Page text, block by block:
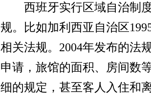
西班牙实行区域自治制度
规。比如加利西亚自治区
相关法规。2004年发布的法
申请，旅馆的面积、房间数
细的规定，甚至客人入住和